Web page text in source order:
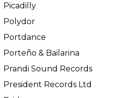
Picadilly
Polydor
Portdance
Porteño & Bailarina
Prandi Sound Records
President Records Ltd